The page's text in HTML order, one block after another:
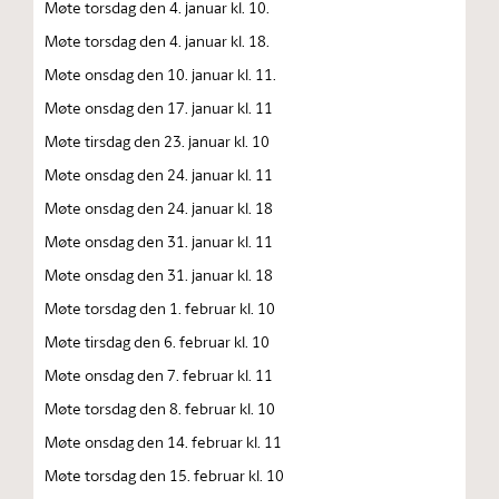
Møte torsdag den 4. januar kl. 10.
Møte torsdag den 4. januar kl. 18.
Møte onsdag den 10. januar kl. 11.
Møte onsdag den 17. januar kl. 11
Møte tirsdag den 23. januar kl. 10
Møte onsdag den 24. januar kl. 11
Møte onsdag den 24. januar kl. 18
Møte onsdag den 31. januar kl. 11
Møte onsdag den 31. januar kl. 18
Møte torsdag den 1. februar kl. 10
Møte tirsdag den 6. februar kl. 10
Møte onsdag den 7. februar kl. 11
Møte torsdag den 8. februar kl. 10
Møte onsdag den 14. februar kl. 11
Møte torsdag den 15. februar kl. 10